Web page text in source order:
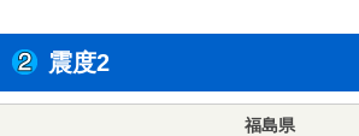
震度2
福島県